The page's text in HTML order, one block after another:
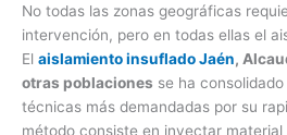
No todas las zonas geográficas
intervención, pero en todas ellas el
El aislamiento insuflado Jaén,
otras poblaciones se ha
técnicas más demandadas por su
método consiste en inyectar